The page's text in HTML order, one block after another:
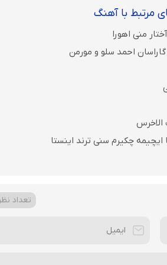
مرتبط با آهنگ
منی اهورا
احمد سلو و مورمن
الاخرس
ایچیمه چکیرم سنی ترند اینستا
تعداد